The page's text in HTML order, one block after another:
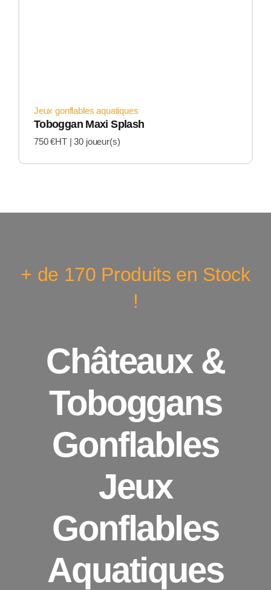
Jeux gonflables aquatiques
Toboggan Maxi Splash
750 €HT | 30 joueur(s)
+ de 170 Produits en Stock
!
Châteaux &
Toboggans
Gonflables
Jeux
Gonflables
Aquatiques